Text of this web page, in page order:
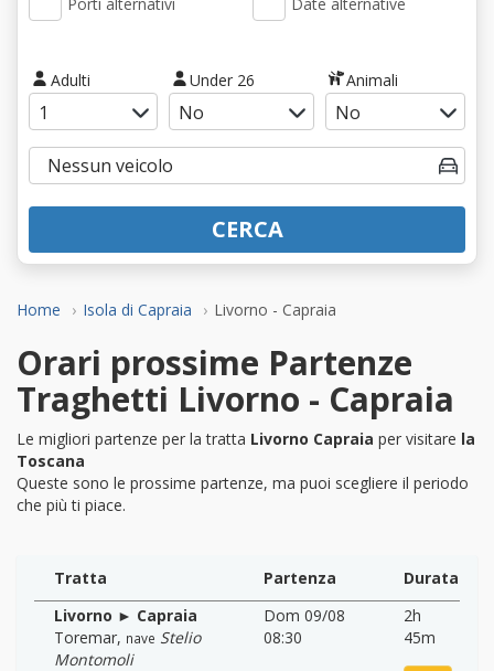
Home Isola di Capraia Livorno - Capraia
Adulti Under 26 Animali
CERCA
Orari prossime Partenze
Traghetti Livorno - Capraia
Le migliori partenze per la tratta Livorno Capraia per visitare la
Toscana
Queste sono le prossime partenze, ma puoi scegliere il periodo
che più ti piace.
Tratta Partenza
Durata
Livorno ► Capraia
Toremar, nave Stelio
Montomoli
Dom 09/08
08:30
2h
45m